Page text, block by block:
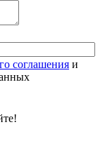
соглашения и